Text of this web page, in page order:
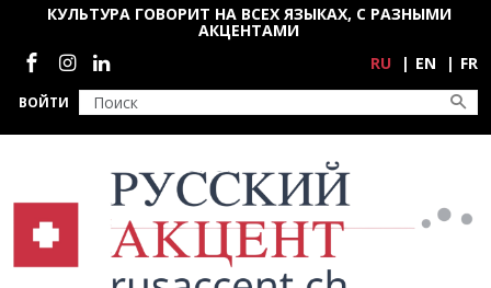
Перейти к основному содержанию
ВОЙТИ
КУЛЬТУРА ГОВОРИТ НА ВСЕХ ЯЗЫКАХ, С РАЗНЫМИ
АКЦЕНТАМИ
Социальные сети
RU EN FR